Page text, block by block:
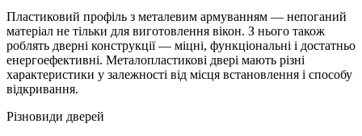
Пластиковий профіль з металевим армуванням — непоганий
матеріал не тільки для виготовлення вікон. З нього також
роблять дверні конструкції — міцні, функціональні і достатньо
енергоефективні. Металопластикові двері мають різні
характеристики у залежності від місця встановлення і способу
відкривання.
Різновиди дверей